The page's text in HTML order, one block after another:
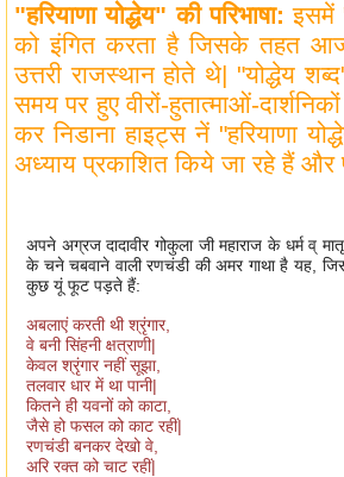
"हरियाणा योद्धेय" की परिभाषा:इसमें
को इंगित करता है जिसके तहत आज
उत्तरी राजस्थान होते थे| "योद्धेय
समय पर हुए वीरों-हुतात्माओं-
कर निडाना हाइट्स नें "हरियाणा
अध्याय प्रकाशित किये जा रहे हैं
अपने अग्रज दादावीर गोकुला जी महाराज के धर्म व्
के चने चबवाने वाली रणचंडी की अमर गाथा है यह,
कुछ यूं फूट पड़ते हैं:
अबलाएं करती थी श्रृंगार,
वे बनी सिंहनी क्षत्राणी|
केवल श्रृंगार नहीं सूझा,
तलवार धार में था पानी|
कितने ही यवनों को काटा,
जैसे हो फसल को काट रहीं|
रणचंडी बनकर देखो वे,
अरि रक्त को चाट रहीं|